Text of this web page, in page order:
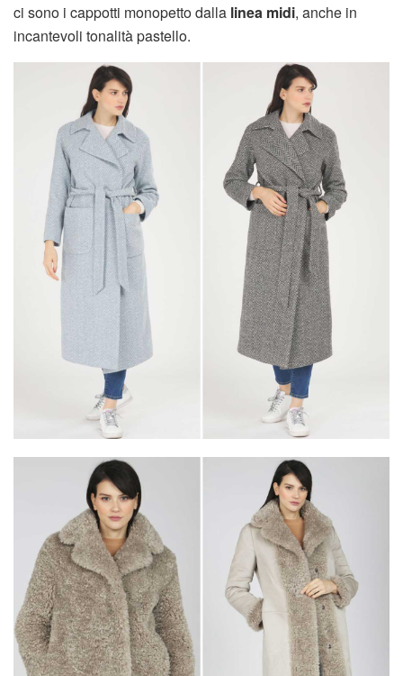
ci sono i cappotti monopetto dalla linea midi, anche in
incantevoli tonalità pastello.